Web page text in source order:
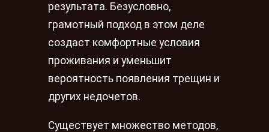
результата. Безусловно,
грамотный подход в этом деле
создаст комфортные условия
проживания и уменьшит
вероятность появления трещин и
других недочетов.
Существует множество методов,